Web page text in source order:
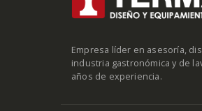
Empresa líder en asesoría,
industria gastronómica y de
años de experiencia.